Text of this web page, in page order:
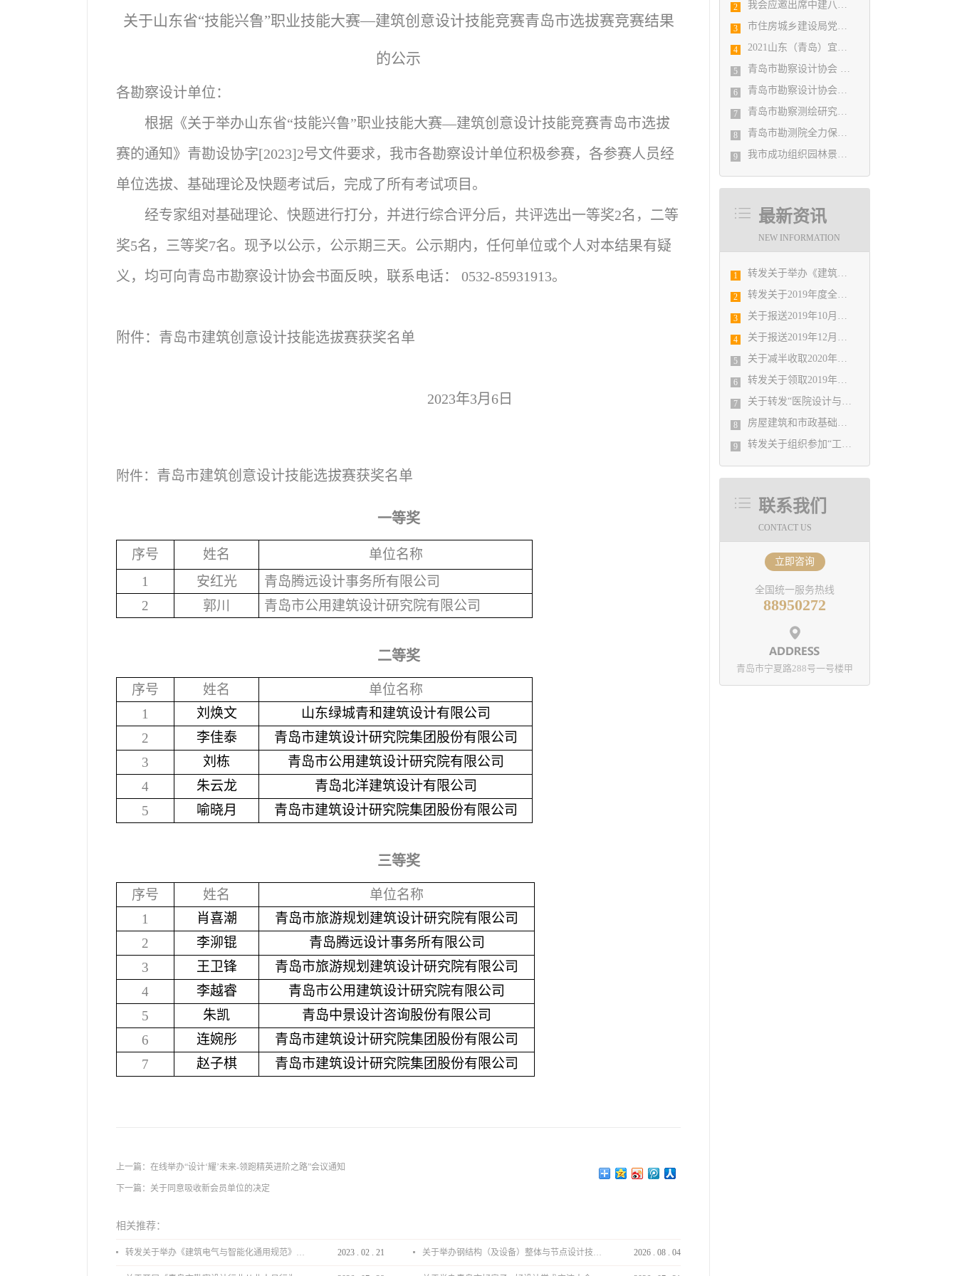
2 我会应邀出席中建八局四公司设计管理研究院揭牌仪式
3 市住房城乡建设局党组书记、局长陈勇调研市勘察设计协会及所属审图机构
4 2021山东（青岛）宜居博览会盛大开幕
5 青岛市勘察设计协会 第五届二次会员代表大会纪要
6 青岛市勘察设计协会党支部召开党史学习教育专题组织生活会
7 青岛市勘察测绘研究院参加第29届国际制图大会并荣获3项国际大奖
8 青岛市勘测院全力保障自然灾害普查区县级质检汇交工作
9 我市成功组织园林景观设计创意职业技能竞赛
最新资讯
NEW INFORMATION
1 转发关于举办《建筑电气与智能化通用规范》 GB55024-2022公益宣贯的通知
2 转发关于2019年度全国勘察设计注册工程师执业资格考试工作有关问题的通知
3 关于报送2019年10月份勘察设计经济形势月报有关工作的通知
4 关于报送2019年12月份勘察设计经济形势月报有关工作的通知
5 关于减半收取2020年度会费的决定
6 转发关于领取2019年度山东省建筑信息模型（BIM）技术应用大赛获奖证书的通知
7 关于转发“医院设计与建造论坛”的通知
8 房屋建筑和市政基础设施工程施工图审查办理服务指南
9 转发关于组织参加“工程勘察专题”大师讲堂的通知
联系我们
CONTACT US
立即咨询
全国统一服务热线
88950272
青岛市宁夏路288号一号楼甲
关于山东省“技能兴鲁”职业技能大赛—建筑创意设计技能竞赛青岛市选拔赛竞赛结果
的公示
各勘察设计单位：
根据《关于举办山东省“技能兴鲁”职业技能大赛—建筑创意设计技能竞赛青岛市选拔
赛的通知》青勘设协字[2023]2号文件要求，我市各勘察设计单位积极参赛，各参赛人员经
单位选拔、基础理论及快题考试后，完成了所有考试项目。
经专家组对基础理论、快题进行打分，并进行综合评分后，共评选出一等奖2名，二等
奖5名，三等奖7名。现予以公示，公示期三天。公示期内，任何单位或个人对本结果有疑
义，均可向青岛市勘察设计协会书面反映，联系电话： 0532-85931913。
附件：青岛市建筑创意设计技能选拔赛获奖名单
2023年3月6日
附件： 青岛市建筑创意设计技能选拔赛获奖名单
一等奖
序号 姓名
单位名称
1
安红光
青岛腾远设计事务所有限公司
2
郭川 青岛市公用建筑设计研究院有限公司
二等奖
序号 姓名
单位名称
1
刘焕文
山东绿城青和建筑设计有限公司
2
李佳泰
青岛市建筑设计研究院集团股份有限公司
3
刘栋
青岛市公用建筑设计研究院有限公司
4
朱云龙
青岛北洋建筑设计有限公司
5
喻晓月 青岛市建筑设计研究院集团股份有限公司
三等奖
序号 姓名
单位名称
1
肖喜潮
青岛市旅游规划建筑设计研究院有限公司
2
李泖锟
青岛腾远设计事务所有限公司
3
王卫锋
青岛市旅游规划建筑设计研究院有限公司
4
李越睿
青岛市公用建筑设计研究院有限公司
5
朱凯
青岛中景设计咨询股份有限公司
6
连婉彤
青岛市建筑设计研究院集团股份有限公司
7
赵子棋 青岛市建筑设计研究院集团股份有限公司
上一篇： 在线举办“设计‘耀’未来-领跑精英进阶之路”会议通知
下一篇： 关于同意吸收新会员单位的决定
相关推荐：
转发关于举办《建筑电气与智能化通用规范》 GB55024-2022公益宣贯的通知 2023 . 02 . 21 关于举办钢结构（及设备）整体与节点设计技术分享会的通知 2026 . 08 . 04